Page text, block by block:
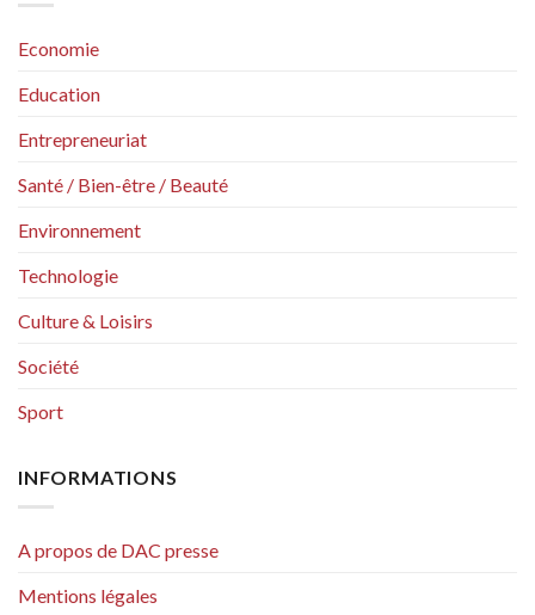
Economie
Education
Entrepreneuriat
Santé / Bien-être / Beauté
Environnement
Technologie
Culture & Loisirs
Société
Sport
INFORMATIONS
A propos de DAC presse
Mentions légales